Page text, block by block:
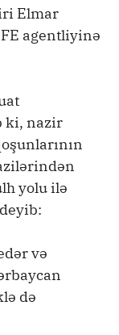
Elmar
agentliyinə
ki, nazir
yolu ilə
və
də